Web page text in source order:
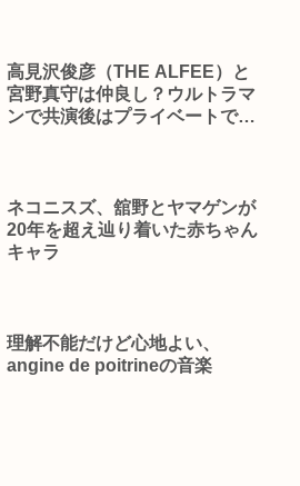
高見沢俊彦（THE ALFEE）と
宮野真守は仲良し？ウルトラマ
ンで共演後はプライベートでも
ネコニスズ、舘野とヤマゲンが
20年を超え辿り着いた赤ちゃん
キャラ
理解不能だけど心地よい、
angine de poitrineの音楽